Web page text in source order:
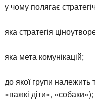
у чому полягає
яка стратегія
яка мета комунікацій;
до якої групи належить
«важкі діти», «собаки»);